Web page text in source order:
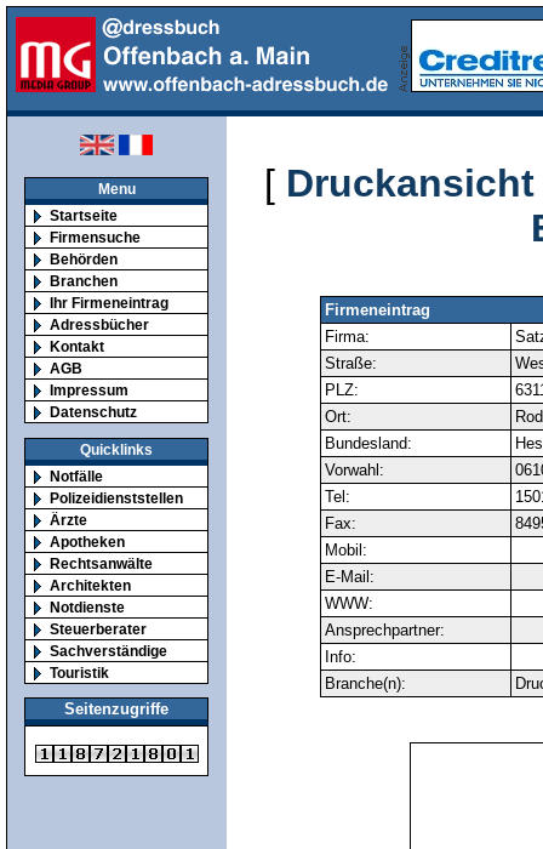
Menu
Startseite
Firmensuche
Behörden
Branchen
Ihr Firmeneintrag
Adressbücher
Kontakt
AGB
Impressum
Datenschutz
Quicklinks
Notfälle
Polizeidienststellen
Ärzte
Apotheken
Rechtsanwälte
Architekten
Notdienste
Steuerberater
Sachverständige
Touristik
Seitenzugriffe
[ Druckansicht
Firmeneintrag
Firma:
Straße:
PLZ:
Ort:
Bundesland:
Vorwahl:
Tel:
Fax:
Mobil:
E-Mail:
WWW:
Ansprechpartner:
Info:
Branche(n):